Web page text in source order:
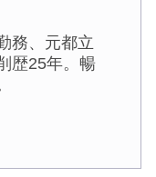
務、元都立
歴25年。暢